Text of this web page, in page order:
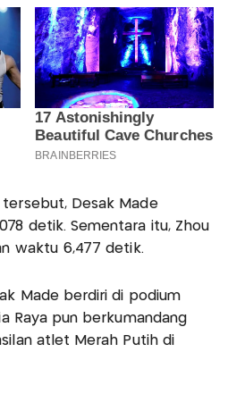
Desak Made
detik. Sementara itu, Zhou
waktu 6,477 detik.
Made berdiri di podium
Raya pun berkumandang
atlet Merah Putih di